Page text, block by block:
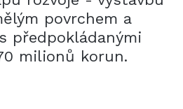
povrchem a
předpokládanými
milionů korun.